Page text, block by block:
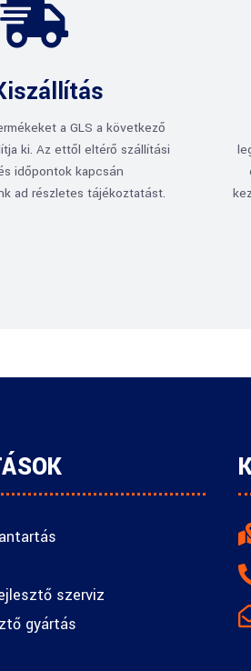

a GLS a következő
ki. Az ettől eltérő szállítási
időpontok kapcsán
ad részletes tájékoztatást.
szerviz
gyártás